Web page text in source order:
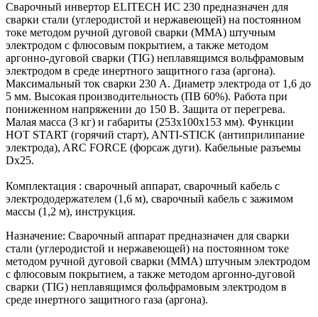
Сварочный инвертор ELITECH ИС 230 предназначен для
сварки стали (углеродистой и нержавеющей) на постоянном
токе методом ручной дуговой сварки (ММА) штучным
электродом с флюсовым покрытием, а также методом
аргонно-дуговой сварки (TIG) неплавящимся вольфрамовым
электродом в среде инертного защитного газа (аргона).
Максимальный ток сварки 230 А. Диаметр электрода от 1,6 до
5 мм. Высокая производительность (ПВ 60%). Работа при
пониженном напряжении до 150 В. Защита от перегрева.
Малая масса (3 кг) и габариты (253х100х153 мм). Функции
HOT START (горячий старт), ANTI-STICK (антиприлипание
электрода), ARC FORCE (форсаж дуги). Кабельные разъемы
Dx25.
Комплектация : сварочный аппарат, сварочный кабель с
электрододержателем (1,6 м), сварочный кабель с зажимом
массы (1,2 м), инструкция.
Назначение: Сварочный аппарат предназначен для сварки
стали (углеродистой и нержавеющей) на постоянном токе
методом ручной дуговой сварки (ММА) штучным электродом
с флюсовым покрытием, а также методом аргонно-дуговой
сварки (TIG) неплавящимся фольфрамовым электродом в
среде инертного защитного газа (аргона).